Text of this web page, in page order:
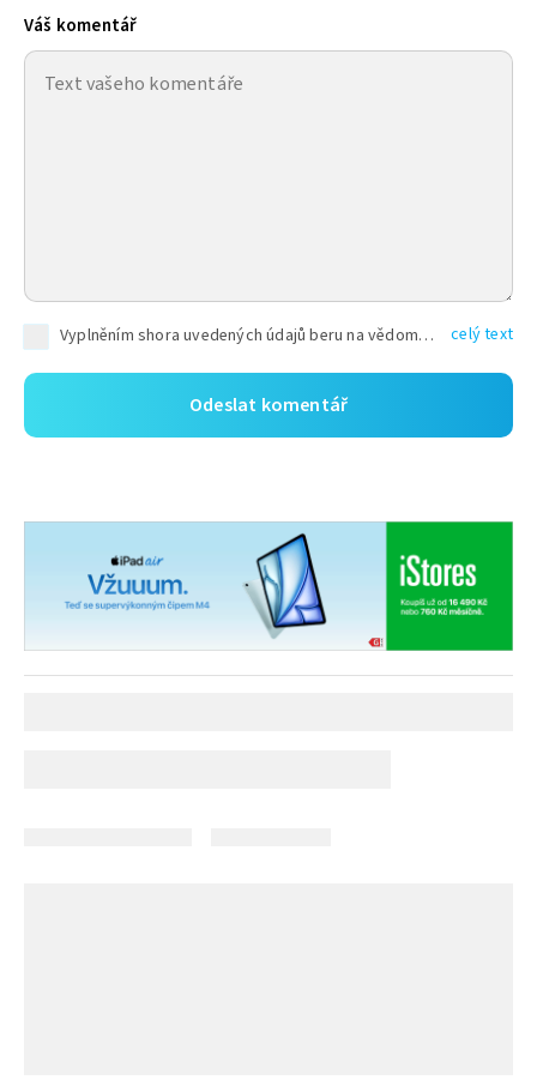
Váš komentář
Vyplněním shora uvedených údajů beru na vědomí, že společnost TEXT FACTORY s.r.o., sídlem Brno, Durďákova 336/29, Černá Pole, PSČ: 613 00, IČ: 06157831, zapsané u Krajského soudu v Brně, oddíl C, vložka 100399, bude zpracovávat mé osobní údaje uvedené v rámci mnou vyplněného registračního formuláře na základě oprávněných zájmů TEXT FACTORY s.r.o. dle čl. 6 odst. 1 písm. f) GDPR a pro splnění právních povinností (čl. 6 odst. 1 písm. c) GDPR), a to pro tyto účely: nezbytnost zajistit oprávnění návštěvníka webových stránek provozovaných společností TEXT FACTORY s.r.o. přispívat aktivně ke zveřejněným článkům nebo v rámci diskusních fór a výkon práv TEXT FACTORY s.r.o. jako administrátora těchto diskusních fór. Více informací o zpracování osobních údajů a právech lze nalézt v celý text